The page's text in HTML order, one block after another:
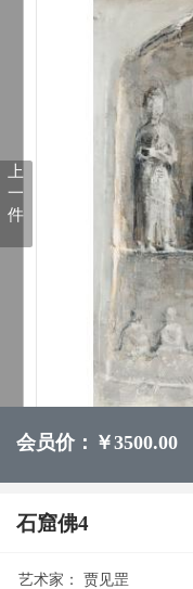
上
一
件
会员价：￥3500.00
石窟佛4
艺术家：
贾见罡